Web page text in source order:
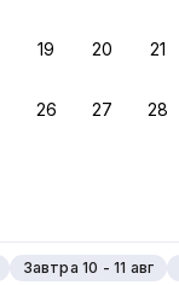
19 20 21
26 27 28
Завтра 10 - 11 авг
Суперхозяин